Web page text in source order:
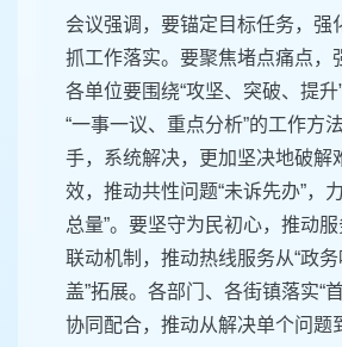
会议强调，要锚定目标任务，强
抓工作落实。要聚焦堵点痛点，
各单位要围绕“攻坚、突破、提
“一事一议、重点分析”的工作方
手，系统解决，更加坚决地破解
效，推动共性问题“未诉先办”，
总量”。要坚守为民初心，推动
联动机制，推动热线服务从“政务
盖”拓展。各部门、各街镇落实“
协同配合，推动从解决单个问题